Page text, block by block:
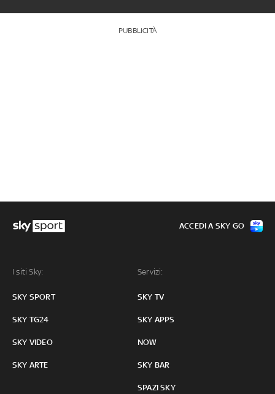
PUBBLICITÀ
I siti Sky:
SKY SPORT
SKY TG24
SKY VIDEO
SKY ARTE
Servizi:
SKY TV
SKY APPS
NOW
SKY BAR
SPAZI SKY
ACCEDI A SKY GO